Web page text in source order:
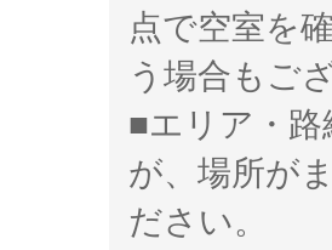
点で空室を
う場合もご
■エリア・
が、場所が
ださい。